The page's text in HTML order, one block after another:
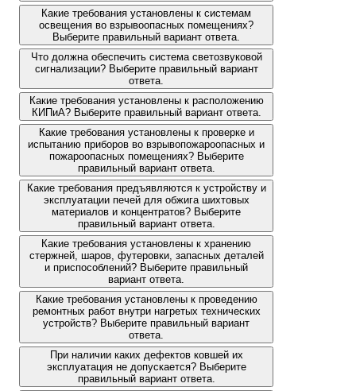
Какие требования установлены к системам
освещения во взрывоопасных помещениях?
Выберите правильный вариант ответа.
Что должна обеспечить система светозвуковой
сигнализации? Выберите правильный вариант
ответа.
Какие требования установлены к расположению
КИПиА? Выберите правильный вариант ответа.
Какие требования установлены к проверке и
испытанию приборов во взрывопожароопасных и
пожароопасных помещениях? Выберите
правильный вариант ответа.
Какие требования предъявляются к устройству и
эксплуатации печей для обжига шихтовых
материалов и концентратов? Выберите
правильный вариант ответа.
Какие требования установлены к хранению
стержней, шаров, футеровки, запасных деталей
и приспособлений? Выберите правильный
вариант ответа.
Какие требования установлены к проведению
ремонтных работ внутри нагретых технических
устройств? Выберите правильный вариант
ответа.
При наличии каких дефектов ковшей их
эксплуатация не допускается? Выберите
правильный вариант ответа.